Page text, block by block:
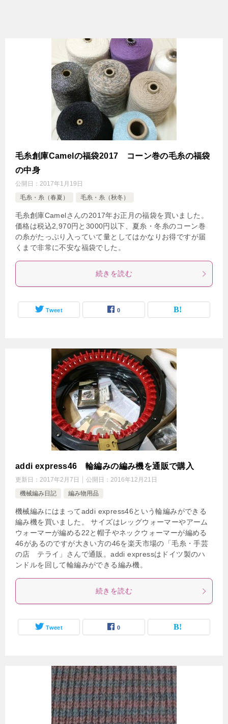
毛糸創庫Camelの福袋2017 コーン巻の毛糸の福袋
の中身
公開日： 2017年1月19日
毛糸・糸（春夏）
毛糸・糸（秋冬）
毛糸創庫Camelさんの2017年お正月の福袋を買いました。
価格は税込2,970円と3000円以下、夏糸・冬糸のコーン巻
の糸がたっぷり入っていて量としてはかなりお得ですが届
くまで非常に不安な福袋でした。
続きを読む
Tweet 0
addi express46 輪編みの編み機を通販で購入
更新日： 2017年2月7日 公開日： 2016年12月21日
機械編み日記
編み物用品
機械編みにはまってaddi express46という輪編みができる
編み機を買いました。 サイズはレッグウォーマーやアーム
ウォーマーが編める22と帽子やネックウォーマーが編める
46があるのですが大きい方の46を楽天市場の「毛糸・手芸
の店 テライ」さんで通販。addi expressはドイツ製のハ
ンドルを回して輪編みができる編み機。
続きを読む
Tweet 0